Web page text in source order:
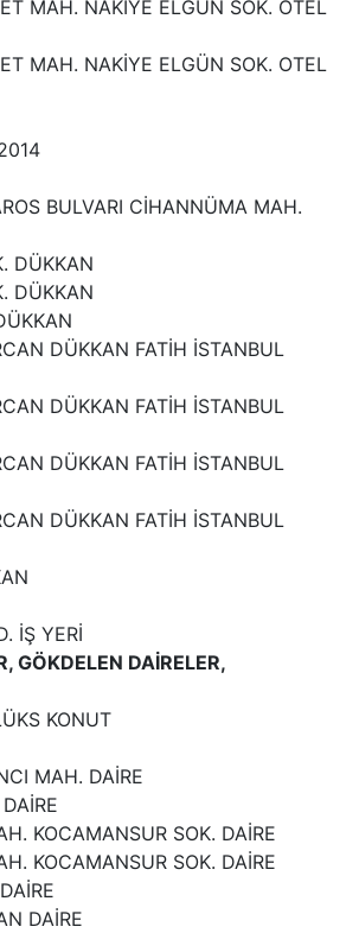
MAH. NAKİYE ELGÜN SOK. OTEL
MAH. NAKİYE ELGÜN SOK. OTEL
BULVARI CİHANNÜMA MAH.
DÜKKAN
DÜKKAN
DÜKKAN FATİH İSTANBUL
DÜKKAN FATİH İSTANBUL
DÜKKAN FATİH İSTANBUL
DÜKKAN FATİH İSTANBUL
İŞ YERİ
GÖKDELEN DAİRELER,
KONUT
MAH. DAİRE
KOCAMANSUR SOK. DAİRE
KOCAMANSUR SOK. DAİRE
DAİRE